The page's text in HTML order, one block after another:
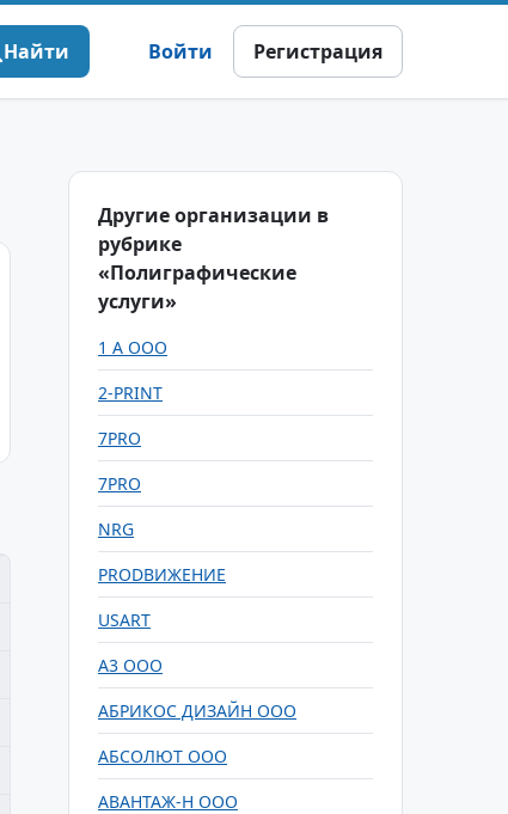
Найти Войти Регистрация
Другие организации в
рубрике
«Полиграфические
услуги»
1 А ООО
2-PRINT
7PRO
7PRO
NRG
PRODВИЖЕНИЕ
USART
А3 ООО
АБРИКОС ДИЗАЙН ООО
АБСОЛЮТ ООО
АВАНТАЖ-Н ООО